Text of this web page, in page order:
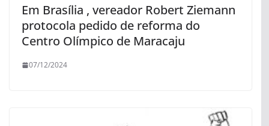
Em Brasília , vereador Robert Ziemann
protocola pedido de reforma do
Centro Olímpico de Maracaju
07/12/2024